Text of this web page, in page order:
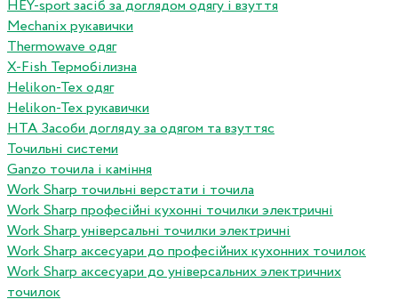
HEY-sport засіб за доглядом одягу і взуття
Mechanix рукавички
Thermowave одяг
X-Fish Термобілизна
Helikon-Tex одяг
Helikon-Tex рукавички
HTA Засоби догляду за одягом та взуттяс
Точильні системи
Ganzo точила і каміння
Work Sharp точильні верстати і точила
Work Sharp професiйнi кухоннi точилки электричнi
Work Sharp унiверсальнi точилки электричнi
Work Sharp аксесуари до професiйних кухонних точилок
Work Sharp аксесуари до унiверсальних электричних
точилок